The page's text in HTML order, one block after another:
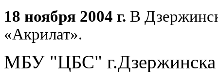
18 ноября 2004 г. В
«Акрилат».
МБУ "ЦБС" г.Дзержинска